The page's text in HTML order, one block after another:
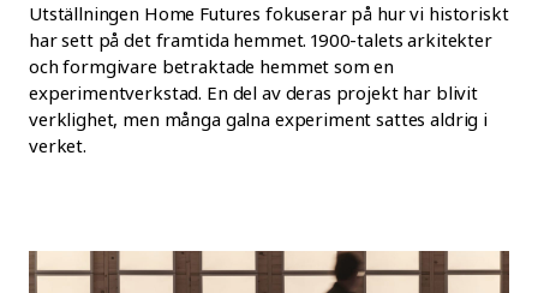
Utställningen Home Futures fokuserar på hur vi historiskt
har sett på det framtida hemmet. 1900-talets arkitekter
och formgivare betraktade hemmet som en
experimentverkstad. En del av deras projekt har blivit
verklighet, men många galna experiment sattes aldrig i
verket.